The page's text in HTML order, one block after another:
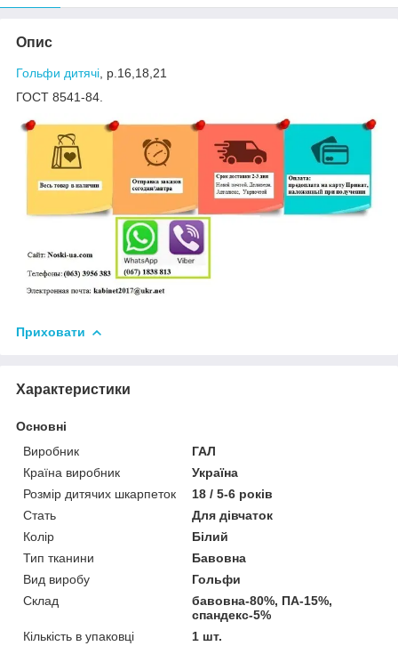
Опис
Гольфи дитячі , р.16,18,21
ГОСТ 8541-84.
Приховати
Характеристики
Основні
Виробник
ГАЛ
Країна виробник
Україна
Розмір дитячих шкарпеток
18 / 5-6 років
Стать
Для дівчаток
Колір
Білий
Тип тканини
Бавовна
Вид виробу
Гольфи
Склад
бавовна-80%, ПА-15%,
спандекс-5%
Кількість в упаковці
1 шт.